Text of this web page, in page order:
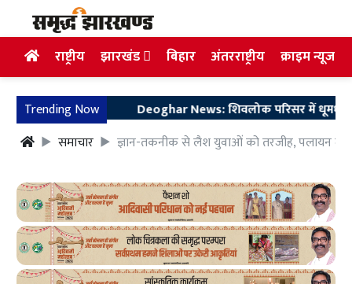
राष्ट्रीय झारखंड बिहार अंतरराष्ट्रीय क्राइम न्यूज
Trending NowDeoghar News: शिवलोक परिसर में धूमधाम से
समाचार
ज्ञान-तकनीक से लैश युवाओं को तरजीह, पलायन मुझे